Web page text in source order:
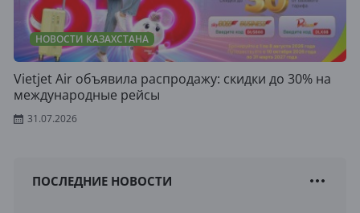
НОВОСТИ КАЗАХСТАНА
Vietjet Air объявила распродажу: скидки до 30% на
международные рейсы
31.07.2026
ПОСЛЕДНИЕ НОВОСТИ